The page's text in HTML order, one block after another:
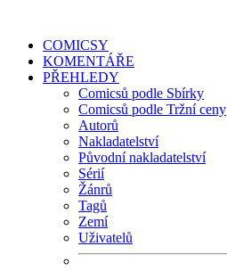
COMICSY
KOMENTÁŘE
PŘEHLEDY
Comicsů podle Sbírky
Comicsů podle Tržní ceny
Autorů
Nakladatelství
Původní nakladatelství
Sérií
Žánrů
Tagů
Zemí
Uživatelů